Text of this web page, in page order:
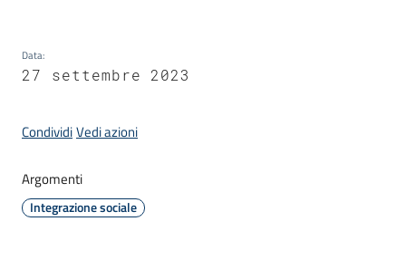
o
S
v
z
i
Data:
27 settembre 2023
CondividiVedi azioni
Argomenti
Integrazione sociale